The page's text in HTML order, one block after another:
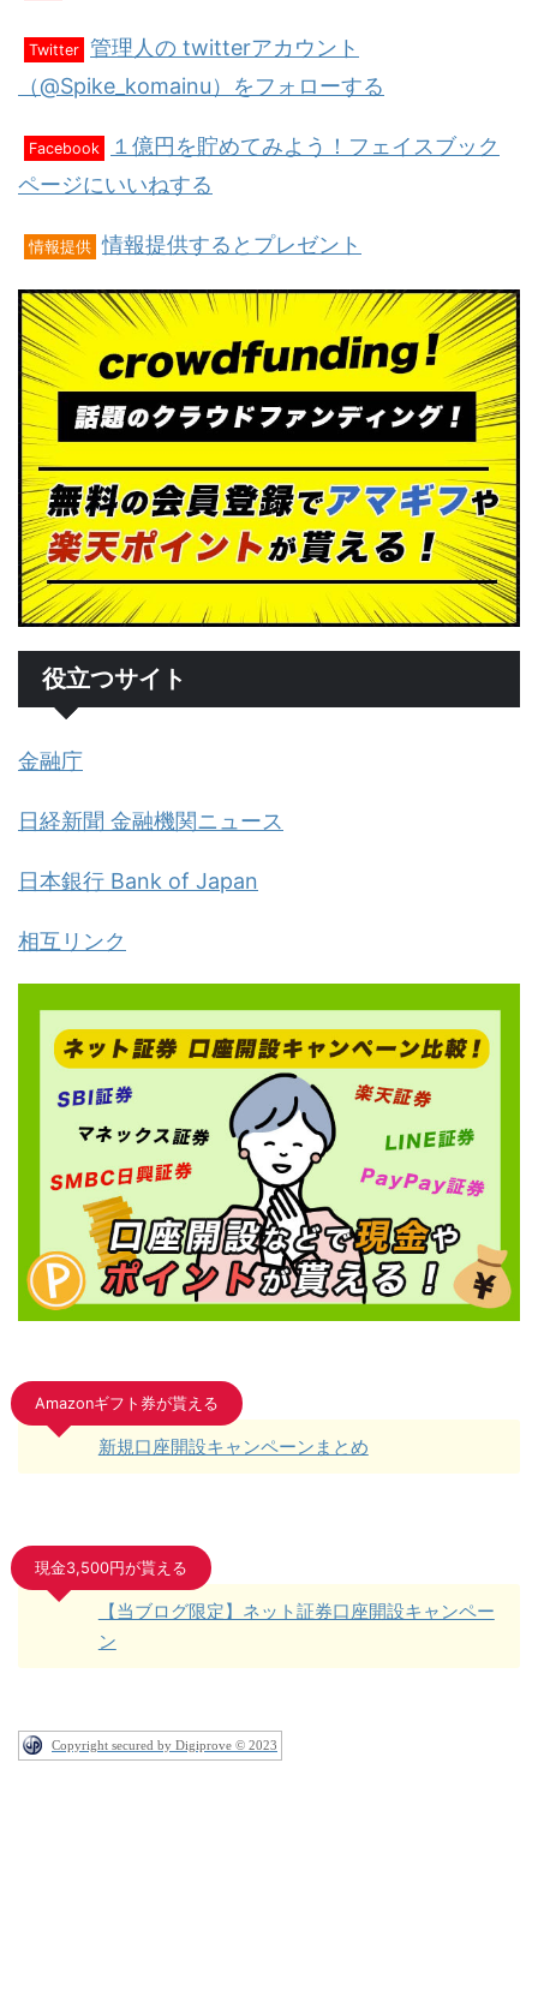
Twitter 管理人の twitterアカウント
（@Spike_komainu）をフォローする
Facebook
１億円を貯めてみよう！フェイスブック
ページにいいねする
情報提供 情報提供するとプレゼント
役立つサイト
金融庁
日経新聞 金融機関ニュース
日本銀行 Bank of Japan
相互リンク
Amazonギフト券が貰える
新規口座開設キャンペーンまとめ
現金3,500円が貰える
【当ブログ限定】ネット証券口座開設キャンペー
ン
Copyright secured by Digiprove © 2023